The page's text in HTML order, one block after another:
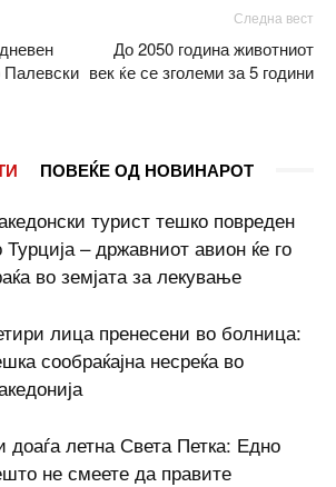
Следна вест
До 2050 година животниот
век ќе се зголеми за 5 години
ПОВЕЌЕ ОД НОВИНАРОТ
турист тешко повреден
Турција – државниот авион ќе го
во земјата за лекување
лица пренесени во болница:
сообраќајна несреќа во
доаѓа летна Света Петка: Едно
не смеете да правите